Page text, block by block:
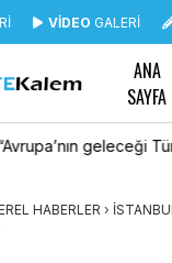
VİDEO GALERİ
ANA
SAYFA
Burhan Sönmez,
HABERLER ›